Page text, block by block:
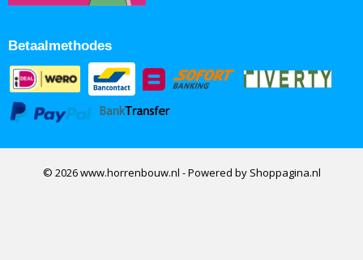
Betaalmethodes
© 2026 www.horrenbouw.nl - Powered by Shoppagina.nl